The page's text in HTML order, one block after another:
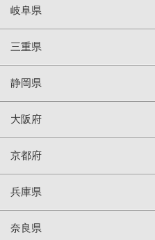
岐阜県
三重県
静岡県
大阪府
京都府
兵庫県
奈良県